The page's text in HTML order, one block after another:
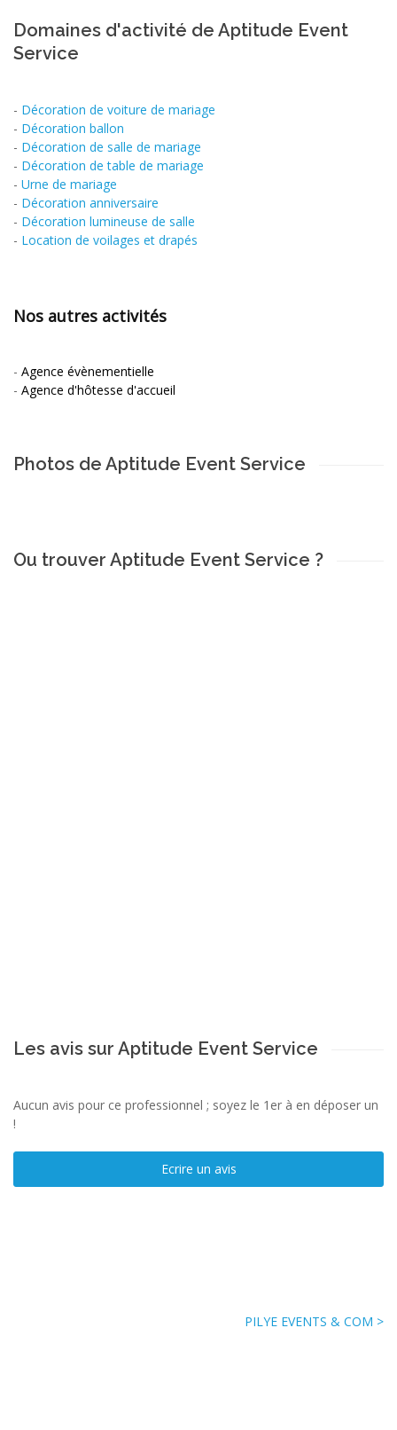
Domaines d'activité de Aptitude Event
Service
- Décoration de voiture de mariage
- Décoration ballon
- Décoration de salle de mariage
- Décoration de table de mariage
- Urne de mariage
- Décoration anniversaire
- Décoration lumineuse de salle
- Location de voilages et drapés
Nos autres activités
- Agence évènementielle
- Agence d'hôtesse d'accueil
Photos de Aptitude Event Service
Ou trouver Aptitude Event Service ?
Les avis sur Aptitude Event Service
Aucun avis pour ce professionnel ; soyez le 1er à en déposer un
!
Ecrire un avis
PILYE EVENTS & COM >